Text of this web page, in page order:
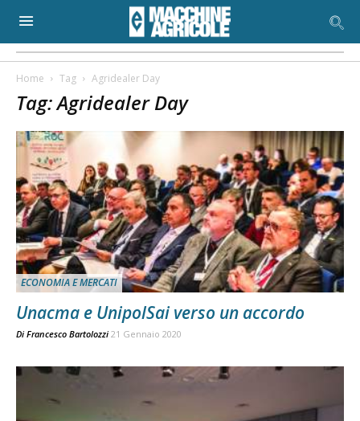
Home Tag Agridealer Day
Tag: Agridealer Day
ECONOMIA E MERCATI
Unacma e UnipolSai verso un accordo
Di Francesco Bartolozzi 21 Gennaio 2020